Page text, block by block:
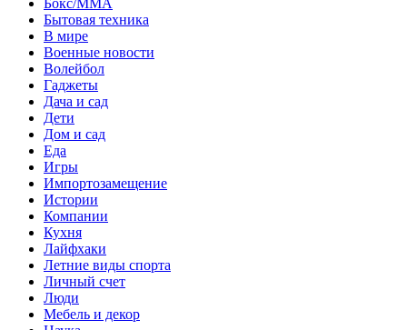
Бытовая техника
В мире
Военные новости
Волейбол
Гаджеты
Дача и сад
Дети
Дом и сад
Еда
Игры
Импортозамещение
Истории
Компании
Кухня
Лайфхаки
Летние виды спорта
Личный счет
Люди
Мебель и декор